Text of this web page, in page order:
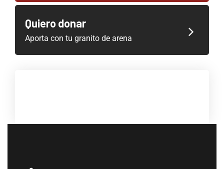
Quiero donar
Aporta con tu granito de arena